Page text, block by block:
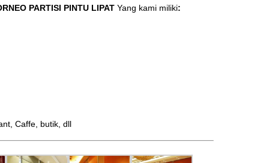
PARTISI PINTU LIPAT Yang kami miliki:
Caffe, butik, dll